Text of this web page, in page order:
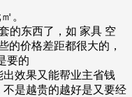
。
的东西了，如 家具 空
的价格差距都很大的，
要的
效果又能帮业主省钱
是越贵的越好是又要经